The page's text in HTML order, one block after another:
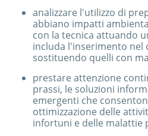
analizzare l'utilizzo di
abbiano impatti
con la tecnica attuando
includa l'inserimento nel
sostituendo quelli con
prestare attenzione
prassi, le soluzioni
emergenti che
ottimizzazione delle
infortuni e delle malattie